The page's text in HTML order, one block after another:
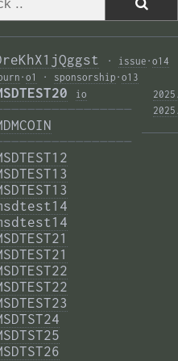
· issue · o14
· o1 · sponsorship · o13
io